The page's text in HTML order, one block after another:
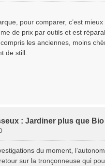
pour comparer, c’est
de prix par outils et est
les anciennes, moins
de still.
: Jardiner plus que
du moment,
sur la tronçonneuse qui